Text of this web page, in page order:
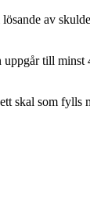
av
till
skal som fylls